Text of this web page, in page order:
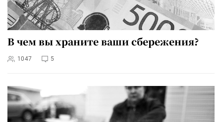
В чем вы храните ваши сбережения?
1047 5